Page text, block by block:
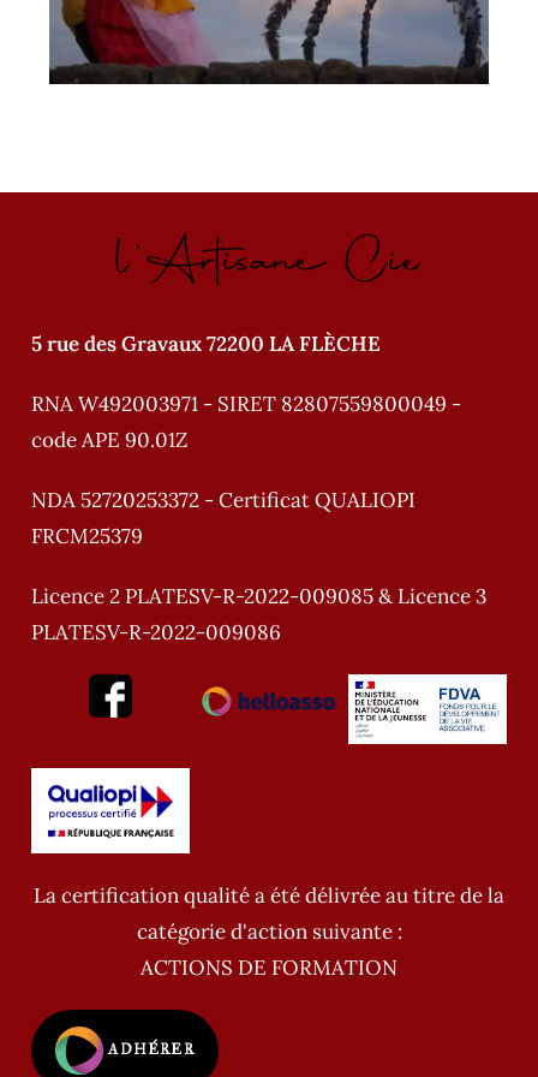
l'Artisane Cie
5 rue des Gravaux 72200 LA FLÈCHE
RNA W492003971 - SIRET 82807559800049 -
code APE 90.01Z
NDA 52720253372 - Certificat QUALIOPI
FRCM25379
Licence 2 PLATESV-R-2022-009085 & Licence 3
PLATESV-R-2022-009086
La certification qualité a été délivrée au titre de la
catégorie d'action suivante :
ACTIONS DE FORMATION
ADHÉRER